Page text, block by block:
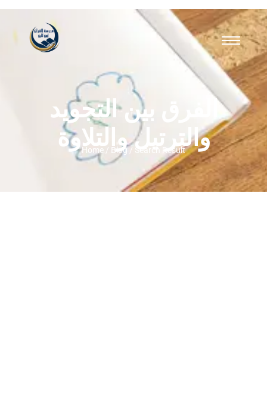
الفرق بين التجويد
والترتيل والتلاوة
Home / Blog / Search Result